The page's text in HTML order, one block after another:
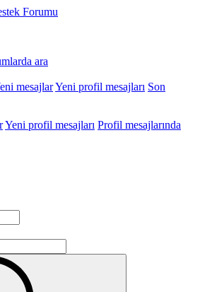
Forumu
ara
mesajlarYeni profil mesajları Son
Yeni profil mesajları Profil mesajlarında